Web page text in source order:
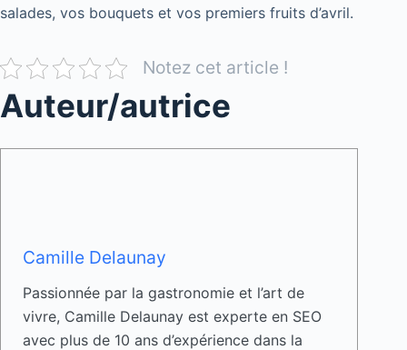
salades, vos bouquets et vos premiers fruits d’avril.
Notez cet article !
Auteur/autrice
Camille Delaunay
Passionnée par la gastronomie et l’art de
vivre, Camille Delaunay est experte en SEO
avec plus de 10 ans d’expérience dans la